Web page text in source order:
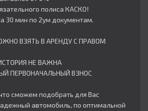
полиса КАСКО!
30 мин по 2ум документам.
ВЗЯТЬ В АРЕНДУ С ПРАВОМ
НЕ ВАЖНА
ПЕРВОНАЧАЛЬНЫЙ ВЗНОС
сможем подобрать для Вас
автомобиль, по оптимальной